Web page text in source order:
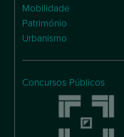
Mobilidade
Património
Urbanismo
Concursos Públicos